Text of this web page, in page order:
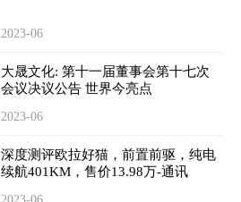
2023-06
大晟文化: 第十一届董事会第十七次
会议决议公告 世界今亮点
2023-06
深度测评欧拉好猫，前置前驱，纯电
续航401KM，售价13.98万-通讯